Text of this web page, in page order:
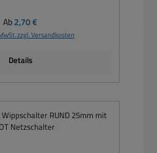
Regulärer Preis:
Ab2,70 €
zzgl. Versandkosten
Details